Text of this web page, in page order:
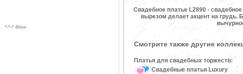
*-*-* 4box
Свадебное платье L2890 -
вырезом делает акцент на грудь.
Смотрите также другие
Платья для свадебных торжеств:
Свадебные платья Luxury